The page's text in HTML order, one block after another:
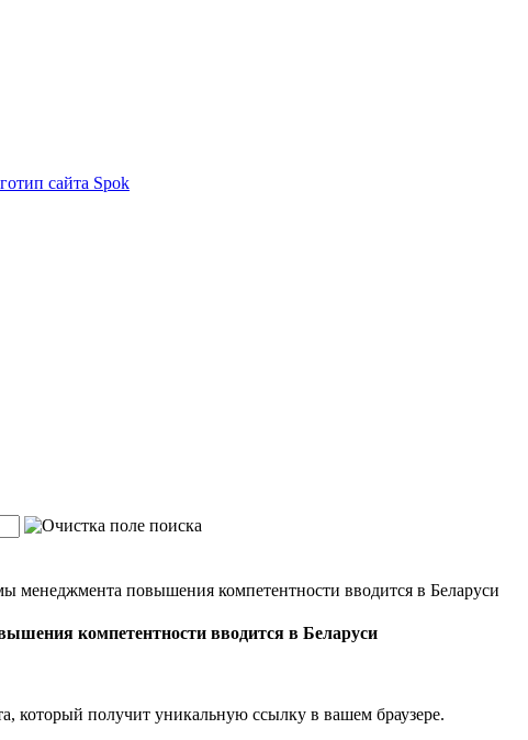
менеджмента повышения компетентности вводится в Беларуси
компетентности вводится в Беларуси
который получит уникальную ссылку в вашем браузере.